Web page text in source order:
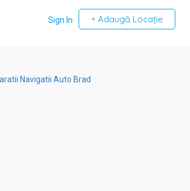
Sign In Adaugă Locație